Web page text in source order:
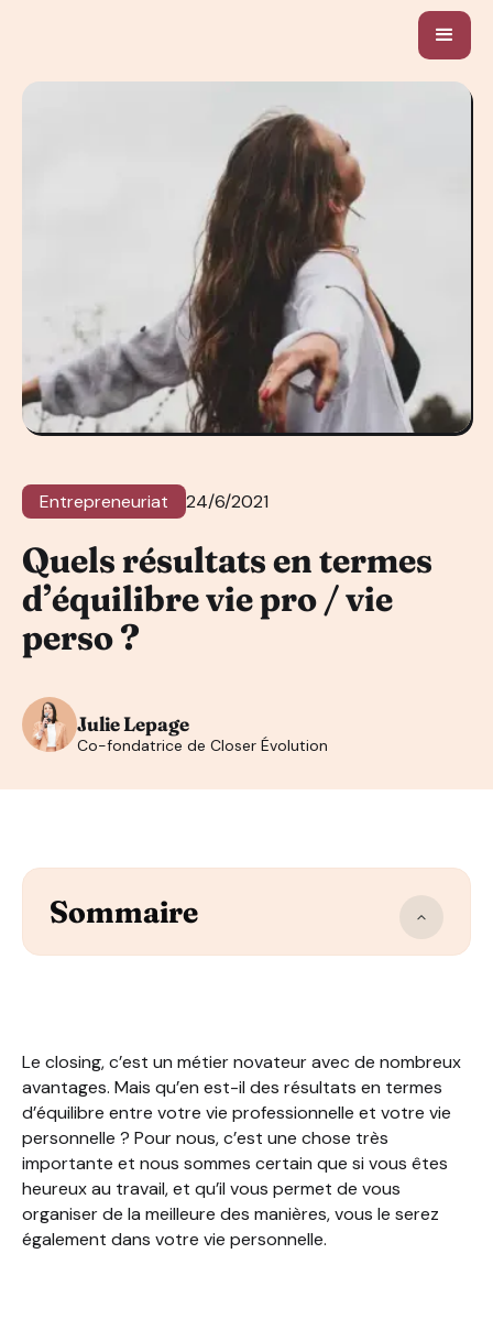
Entrepreneuriat 24/6/2021
Quels résultats en termes
d’équilibre vie pro / vie
perso ?
Julie Lepage
Co-fondatrice de Closer Évolution
Sommaire
Le closing, c’est un métier novateur avec de nombreux
avantages. Mais qu’en est-il des résultats en termes
d’équilibre entre votre vie professionnelle et votre vie
personnelle ? Pour nous, c’est une chose très
importante et nous sommes certain que si vous êtes
heureux au travail, et qu’il vous permet de vous
organiser de la meilleure des manières, vous le serez
également dans votre vie personnelle.